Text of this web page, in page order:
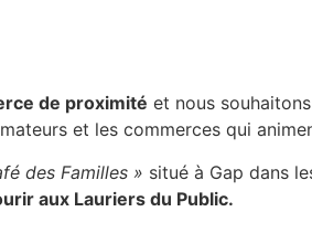
de proximité et nous
et les commerces qui
des Familles » situé à Gap dans
aux Lauriers du Public.